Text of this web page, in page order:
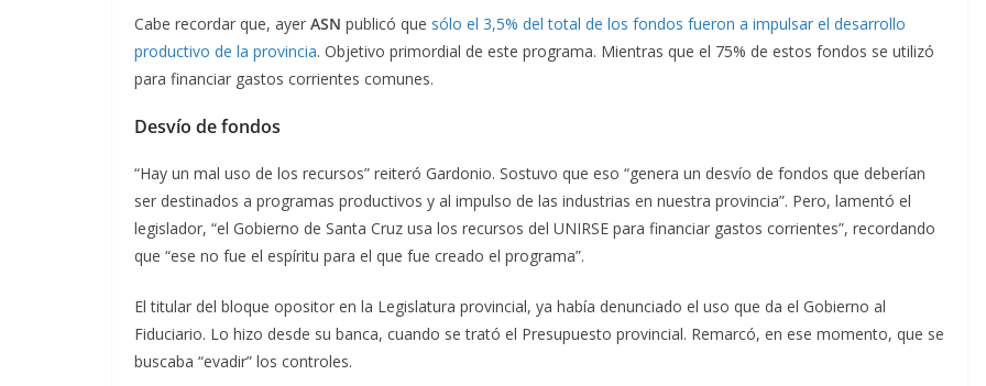
Cabe recordar que, ayer ASN publicó que sólo el 3,5% del total de los fondos fueron a impulsar el desarrollo
productivo de la provincia. Objetivo primordial de este programa. Mientras que el 75% de estos fondos se utilizó
para financiar gastos corrientes comunes.
Desvío de fondos
“Hay un mal uso de los recursos” reiteró Gardonio. Sostuvo que eso “genera un desvío de fondos que deberían
ser destinados a programas productivos y al impulso de las industrias en nuestra provincia”. Pero, lamentó el
legislador, “el Gobierno de Santa Cruz usa los recursos del UNIRSE para financiar gastos corrientes”, recordando
que “ese no fue el espíritu para el que fue creado el programa”.
El titular del bloque opositor en la Legislatura provincial, ya había denunciado el uso que da el Gobierno al
Fiduciario. Lo hizo desde su banca, cuando se trató el Presupuesto provincial. Remarcó, en ese momento, que se
buscaba “evadir” los controles.